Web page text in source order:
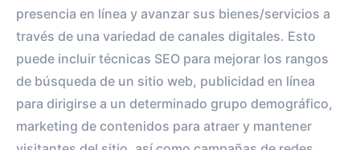
presencia en línea y avanzar sus bienes/servicios a
través de una variedad de canales digitales. Esto
puede incluir técnicas SEO para mejorar los rangos
de búsqueda de un sitio web, publicidad en línea
para dirigirse a un determinado grupo demográfico,
marketing de contenidos para atraer y mantener